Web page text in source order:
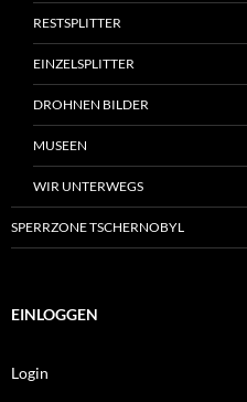
RESTSPLITTER
EINZELSPLITTER
DROHNEN BILDER
MUSEEN
WIR UNTERWEGS
SPERRZONE TSCHERNOBYL
EINLOGGEN
Login